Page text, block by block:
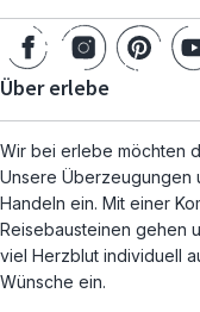
Über erlebe
Wir bei erlebe möchten
Unsere Überzeugungen
Handeln ein. Mit einer
Reisebausteinen gehen
viel Herzblut individuell
Wünsche ein.